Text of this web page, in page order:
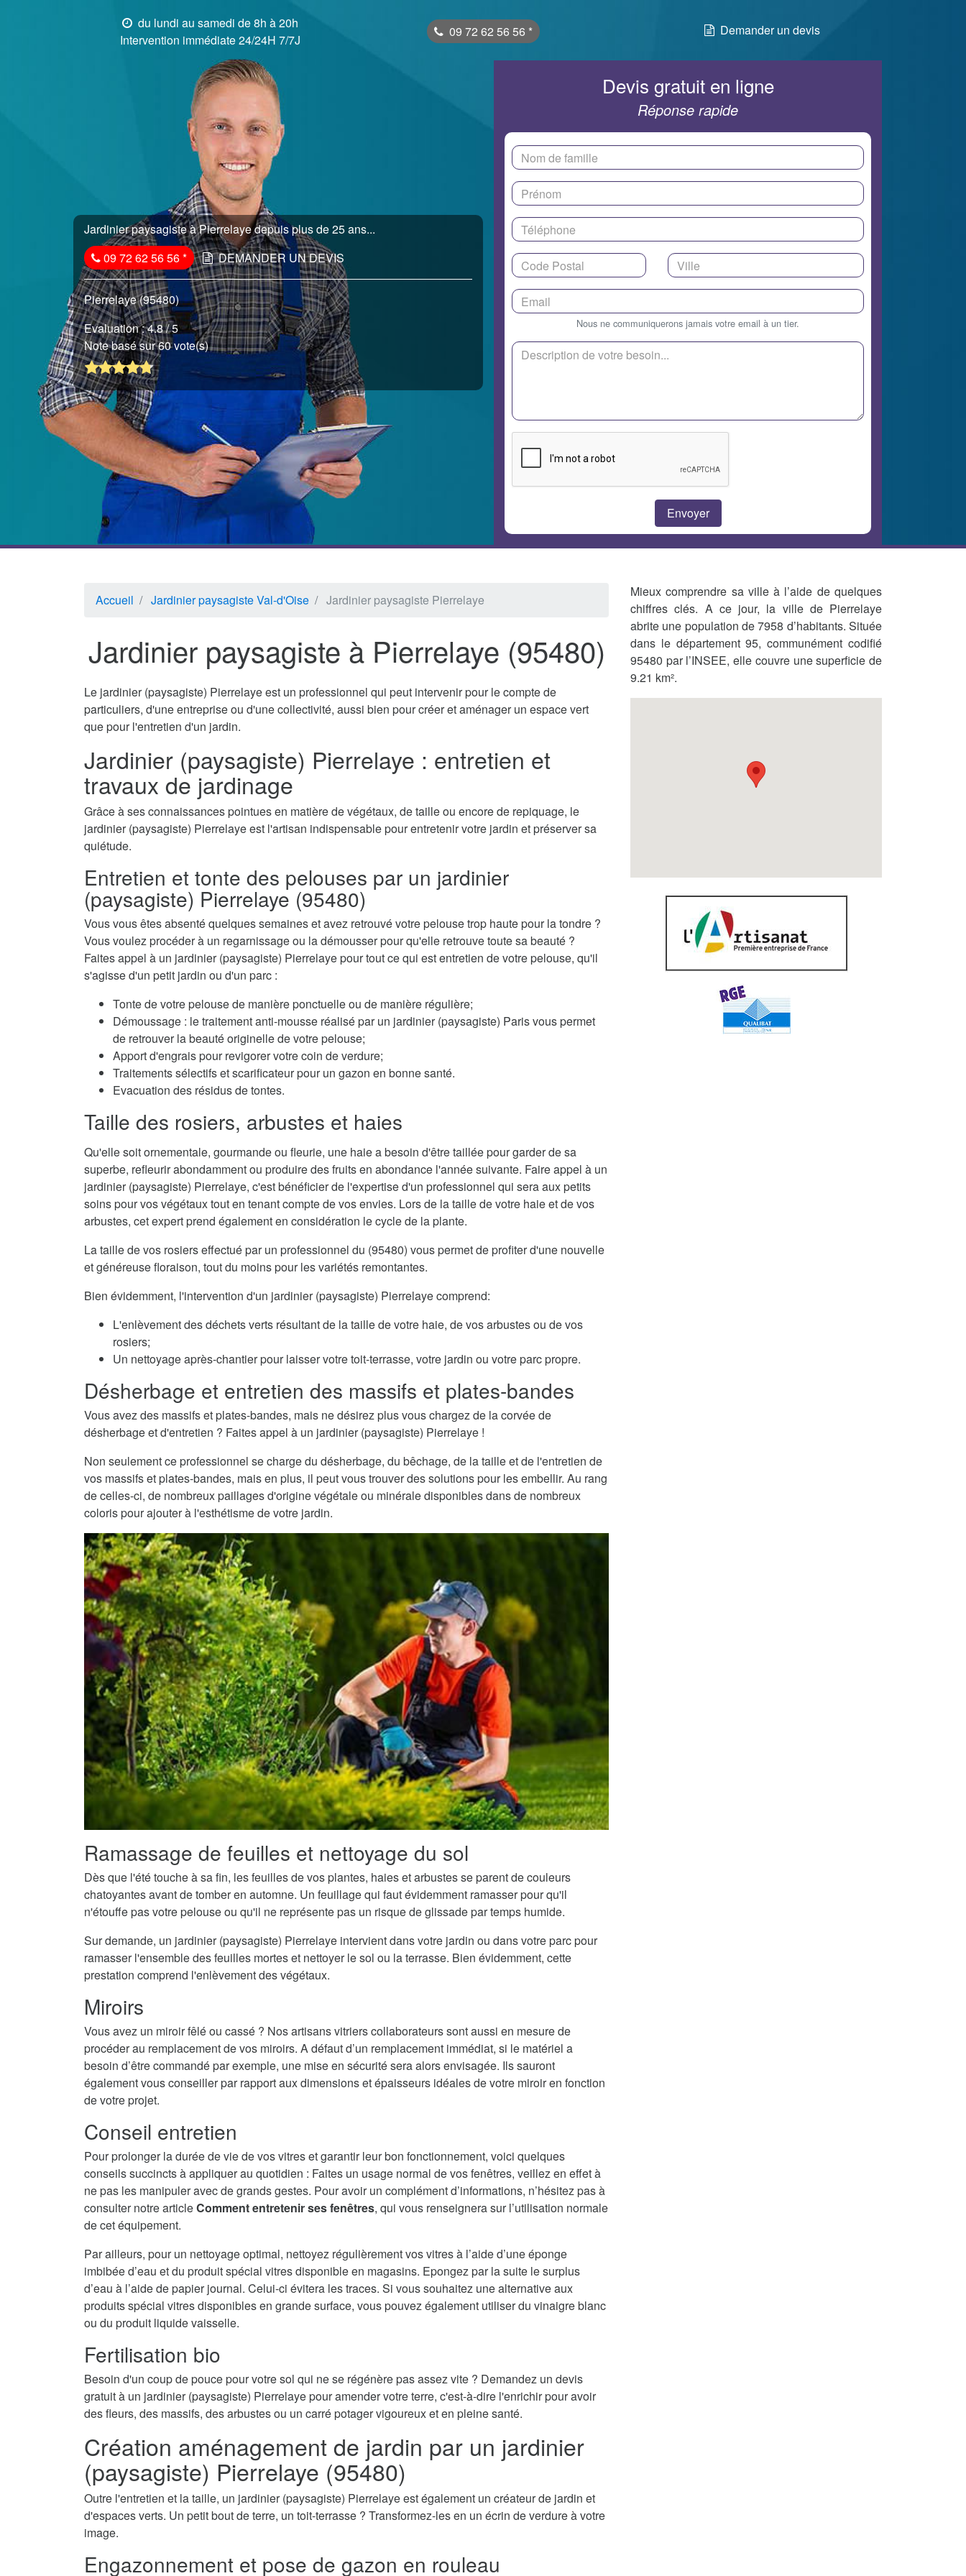
du lundi au samedi de 8h à 20h
Intervention immédiate 24/24H 7/7J
09 72 62 56 56 * Demander un devis
Jardinier paysagiste à Pierrelaye depuis plus de 25 ans...
09 72 62 56 56* DEMANDER UN DEVIS
Pierrelaye (95480)
Evaluation :4.8/ 5
Note basé sur 60 vote(s)
Devis gratuit en ligne
Réponse rapide
Nous ne communiquerons jamais votre email à un tier.
Accueil Jardinier paysagiste Val-d'Oise Jardinier paysagiste Pierrelaye
Jardinier paysagiste à Pierrelaye (95480)
Le jardinier (paysagiste) Pierrelaye est un professionnel qui peut intervenir pour le compte de
particuliers, d'une entreprise ou d'une collectivité, aussi bien pour créer et aménager un espace vert
que pour l'entretien d'un jardin.
Jardinier (paysagiste) Pierrelaye : entretien et
travaux de jardinage
Grâce à ses connaissances pointues en matière de végétaux, de taille ou encore de repiquage, le
jardinier (paysagiste) Pierrelaye est l'artisan indispensable pour entretenir votre jardin et préserver sa
quiétude.
Entretien et tonte des pelouses par un jardinier
(paysagiste) Pierrelaye (95480)
Vous vous êtes absenté quelques semaines et avez retrouvé votre pelouse trop haute pour la tondre ?
Vous voulez procéder à un regarnissage ou la démousser pour qu'elle retrouve toute sa beauté ?
Faites appel à un jardinier (paysagiste) Pierrelaye pour tout ce qui est entretien de votre pelouse, qu'il
s'agisse d'un petit jardin ou d'un parc :
Tonte de votre pelouse de manière ponctuelle ou de manière régulière;
Démoussage : le traitement anti-mousse réalisé par un jardinier (paysagiste) Paris vous permet
de retrouver la beauté originelle de votre pelouse;
Apport d'engrais pour revigorer votre coin de verdure;
Traitements sélectifs et scarificateur pour un gazon en bonne santé.
Evacuation des résidus de tontes.
Taille des rosiers, arbustes et haies
Qu'elle soit ornementale, gourmande ou fleurie, une haie a besoin d'être taillée pour garder de sa
superbe, refleurir abondamment ou produire des fruits en abondance l'année suivante. Faire appel à un
jardinier (paysagiste) Pierrelaye, c'est bénéficier de l'expertise d'un professionnel qui sera aux petits
soins pour vos végétaux tout en tenant compte de vos envies. Lors de la taille de votre haie et de vos
arbustes, cet expert prend également en considération le cycle de la plante.
La taille de vos rosiers effectué par un professionnel du (95480) vous permet de profiter d'une nouvelle
et généreuse floraison, tout du moins pour les variétés remontantes.
Bien évidemment, l'intervention d'un jardinier (paysagiste) Pierrelaye comprend:
L'enlèvement des déchets verts résultant de la taille de votre haie, de vos arbustes ou de vos
rosiers;
Un nettoyage après-chantier pour laisser votre toit-terrasse, votre jardin ou votre parc propre.
Désherbage et entretien des massifs et plates-bandes
Vous avez des massifs et plates-bandes, mais ne désirez plus vous chargez de la corvée de
désherbage et d'entretien ? Faites appel à un jardinier (paysagiste) Pierrelaye !
Non seulement ce professionnel se charge du désherbage, du bêchage, de la taille et de l'entretien de
vos massifs et plates-bandes, mais en plus, il peut vous trouver des solutions pour les embellir. Au rang
de celles-ci, de nombreux paillages d'origine végétale ou minérale disponibles dans de nombreux
coloris pour ajouter à l'esthétisme de votre jardin.
Ramassage de feuilles et nettoyage du sol
Dès que l'été touche à sa fin, les feuilles de vos plantes, haies et arbustes se parent de couleurs
chatoyantes avant de tomber en automne. Un feuillage qui faut évidemment ramasser pour qu'il
n'étouffe pas votre pelouse ou qu'il ne représente pas un risque de glissade par temps humide.
Sur demande, un jardinier (paysagiste) Pierrelaye intervient dans votre jardin ou dans votre parc pour
ramasser l'ensemble des feuilles mortes et nettoyer le sol ou la terrasse. Bien évidemment, cette
prestation comprend l'enlèvement des végétaux.
Miroirs
Vous avez un miroir fêlé ou cassé ? Nos artisans vitriers collaborateurs sont aussi en mesure de
procéder au remplacement de vos miroirs. A défaut d’un remplacement immédiat, si le matériel a
besoin d’être commandé par exemple, une mise en sécurité sera alors envisagée. Ils sauront
également vous conseiller par rapport aux dimensions et épaisseurs idéales de votre miroir en fonction
de votre projet.
Conseil entretien
Pour prolonger la durée de vie de vos vitres et garantir leur bon fonctionnement, voici quelques
conseils succincts à appliquer au quotidien : Faites un usage normal de vos fenêtres, veillez en effet à
ne pas les manipuler avec de grands gestes. Pour avoir un complément d’informations, n’hésitez pas à
consulter notre articleComment entretenir ses fenêtres, qui vous renseignera sur l’utilisation normale
de cet équipement.
Par ailleurs, pour un nettoyage optimal, nettoyez régulièrement vos vitres à l’aide d’une éponge
imbibée d’eau et du produit spécial vitres disponible en magasins. Epongez par la suite le surplus
d’eau à l’aide de papier journal. Celui-ci évitera les traces. Si vous souhaitez une alternative aux
produits spécial vitres disponibles en grande surface, vous pouvez également utiliser du vinaigre blanc
ou du produit liquide vaisselle.
Fertilisation bio
Besoin d'un coup de pouce pour votre sol qui ne se régénère pas assez vite ? Demandez un devis
gratuit à un jardinier (paysagiste) Pierrelaye pour amender votre terre, c'est-à-dire l'enrichir pour avoir
des fleurs, des massifs, des arbustes ou un carré potager vigoureux et en pleine santé.
Création aménagement de jardin par un jardinier
(paysagiste) Pierrelaye (95480)
Outre l'entretien et la taille, un jardinier (paysagiste) Pierrelaye est également un créateur de jardin et
d'espaces verts. Un petit bout de terre, un toit-terrasse ? Transformez-les en un écrin de verdure à votre
image.
Engazonnement et pose de gazon en rouleau
Mieux comprendre sa ville à l’aide de quelques
chiffres clés. A ce jour, la ville de Pierrelaye
abrite une population de 7958 d’habitants. Située
dans le département 95, communément codifié
95480 par l’INSEE, elle couvre une superficie de
9.21 km².